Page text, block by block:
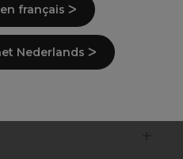
voor hielen
en kokosolie
en eeltige
crème
français ᐳ
Nederlands ᐳ